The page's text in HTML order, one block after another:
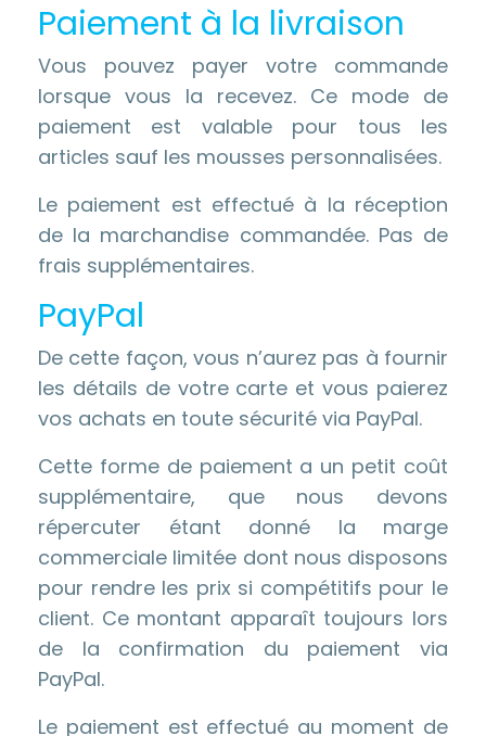
Paiement à la livraison
Vous pouvez payer votre commande
lorsque vous la recevez. Ce mode de
paiement est valable pour tous les
articles sauf les mousses personnalisées.
Le paiement est effectué à la réception
de la marchandise commandée. Pas de
frais supplémentaires.
PayPal
De cette façon, vous n’aurez pas à fournir
les détails de votre carte et vous paierez
vos achats en toute sécurité via PayPal.
Cette forme de paiement a un petit coût
supplémentaire, que nous devons
répercuter étant donné la marge
commerciale limitée dont nous disposons
pour rendre les prix si compétitifs pour le
client. Ce montant apparaît toujours lors
de la confirmation du paiement via
PayPal.
Le paiement est effectué au moment de